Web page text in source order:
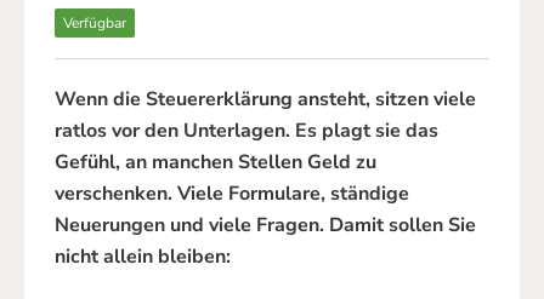
Verfügbar
Wenn die Steuererklärung ansteht, sitzen viele
ratlos vor den Unterlagen. Es plagt sie das
Gefühl, an manchen Stellen Geld zu
verschenken. Viele Formulare, ständige
Neuerungen und viele Fragen. Damit sollen Sie
nicht allein bleiben: